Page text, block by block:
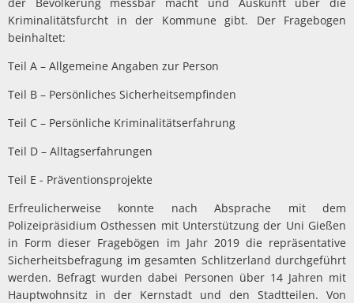
Kriminalitätsfurcht in der Kommune gibt. Der Fragebogen
beinhaltet:
Teil A – Allgemeine Angaben zur Person
Teil B – Persönliches Sicherheitsempfinden
Teil C – Persönliche Kriminalitätserfahrung
Teil D – Alltagserfahrungen
Teil E - Präventionsprojekte
Erfreulicherweise konnte nach Absprache mit dem
Polizeipräsidium Osthessen mit Unterstützung der Uni Gießen
in Form dieser Fragebögen im Jahr 2019 die repräsentative
Sicherheitsbefragung im gesamten Schlitzerland durchgeführt
werden. Befragt wurden dabei Personen über 14 Jahren mit
Hauptwohnsitz in der Kernstadt und den Stadtteilen. Von